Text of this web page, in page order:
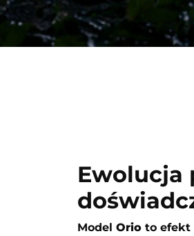
Ewolucja
Model Orio to efekt